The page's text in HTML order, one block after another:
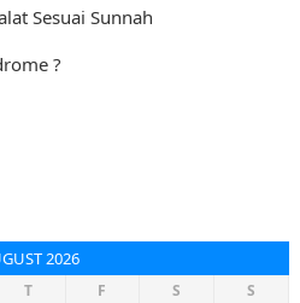
Sesuai Sunnah
?
2026
T F S
S